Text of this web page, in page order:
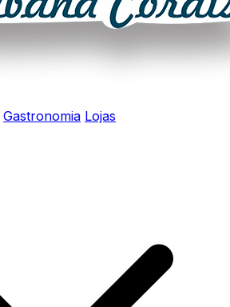
Gastronomia Lojas